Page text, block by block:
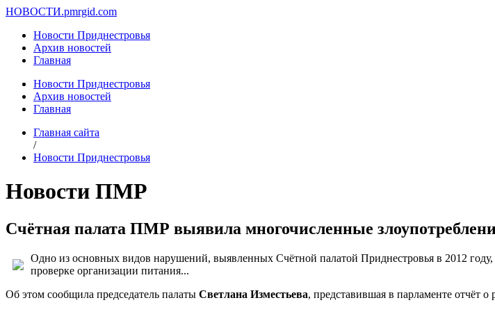
НОВОСТИ.pmrgid.com
Новости Приднестровья
Архив новостей
Главная
Новости Приднестровья
Архив новостей
Главная
Главная сайта
/
Новости Приднестровья
Новости ПМР
Счётная палата ПМР выявила многочисленные
Одно из основных видов нарушений, выявленных Счётной палатой Приднестровья в 2012
проверке организации питания...
Об этом сообщила председатель палаты Светлана Изместьева, представившая в парламенте отчёт о